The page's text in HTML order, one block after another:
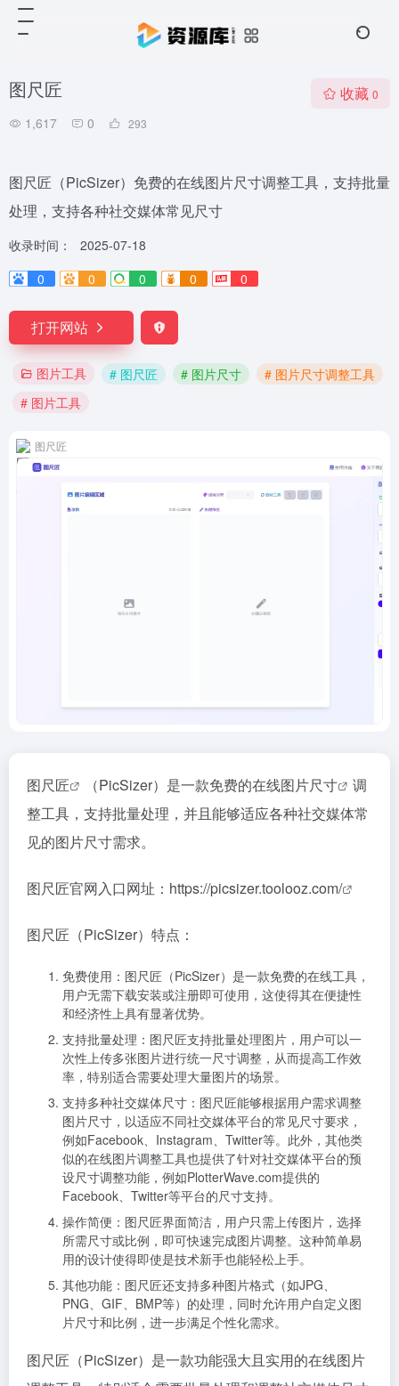
图尺匠
1,617 0 293
收藏 0
图尺匠（PicSizer）免费的在线图片尺寸调整工具，支持批量
处理，支持各种社交媒体常见尺寸
收录时间：
2025-07-18
0
0 0 0 0
打开网站
图片工具 # 图尺匠 # 图片尺寸
# 图片尺寸调整工具
# 图片工具
图尺匠
图尺匠 （PicSizer）是一款免费的在线图片尺寸
调
整工具，支持批量处理，并且能够适应各种社交媒体常
见的图片尺寸需求。
图尺匠官网入口网址： https://picsizer.toolooz.com/
图尺匠（PicSizer）特点：
免费使用：图尺匠（PicSizer）是一款免费的在线工具，
用户无需下载安装或注册即可使用，这使得其在便捷性
和经济性上具有显著优势。
支持批量处理：图尺匠支持批量处理图片，用户可以一
次性上传多张图片进行统一尺寸调整，从而提高工作效
率，特别适合需要处理大量图片的场景。
支持多种社交媒体尺寸：图尺匠能够根据用户需求调整
图片尺寸，以适应不同社交媒体平台的常见尺寸要求，
例如Facebook、Instagram、Twitter等。此外，其他类
似的在线图片调整工具也提供了针对社交媒体平台的预
设尺寸调整功能，例如PlotterWave.com提供的
Facebook、Twitter等平台的尺寸支持。
操作简便：图尺匠界面简洁，用户只需上传图片，选择
所需尺寸或比例，即可快速完成图片调整。这种简单易
用的设计使得即使是技术新手也能轻松上手。
其他功能：图尺匠还支持多种图片格式（如JPG、
PNG、GIF、BMP等）的处理，同时允许用户自定义图
片尺寸和比例，进一步满足个性化需求。
图尺匠（PicSizer）是一款功能强大且实用的在线图片